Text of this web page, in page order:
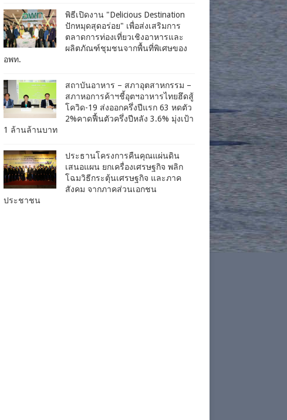
พิธีเปิดงาน "Delicious Destination
ปักหมุดสุดอร่อย" เพื่อส่งเสริมการ
ตลาดการท่องเที่ยวเชิงอาหารและ
ผลิตภัณฑ์ชุมชนจากพื้นที่พิเศษของ
อพท.
สถาบันอาหาร – สภาอุตสาหกรรม –
สภาหอการค้าฯชี้อุตฯอาหารไทยฮึดสู้
โควิด-19 ส่งออกครึ่งปีแรก 63 หดตัว
2%คาดฟื้นตัวครึ่งปีหลัง 3.6% มุ่งเป้า
1 ล้านล้านบาท
ประธานโครงการคืนคุณแผ่นดิน
เสนอแผน ยกเครื่องเศรษฐกิจ พลิก
โฉมวิธีกระตุ้นเศรษฐกิจ และภาค
สังคม จากภาคส่วนเอกชน
ประชาชน